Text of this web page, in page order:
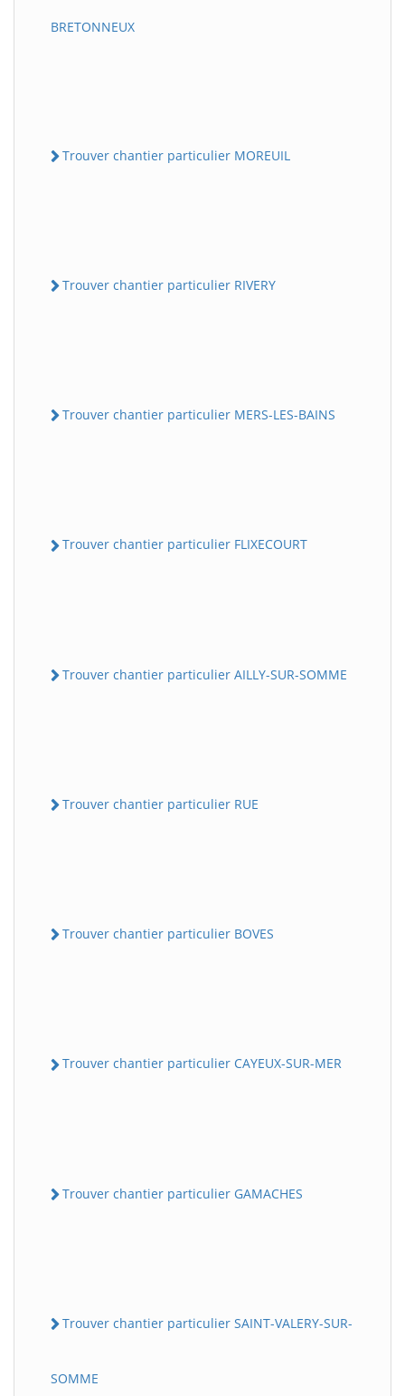
BRETONNEUX
Trouver chantier particulier MOREUIL
Trouver chantier particulier RIVERY
Trouver chantier particulier MERS-LES-BAINS
Trouver chantier particulier FLIXECOURT
Trouver chantier particulier AILLY-SUR-SOMME
Trouver chantier particulier RUE
Trouver chantier particulier BOVES
Trouver chantier particulier CAYEUX-SUR-MER
Trouver chantier particulier GAMACHES
Trouver chantier particulier SAINT-VALERY-SUR-
SOMME